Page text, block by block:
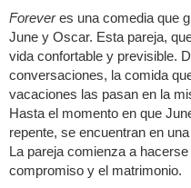
Foreveres una comedia que
June y Oscar. Esta pareja,
vida confortable y previsible.
conversaciones, la comida
vacaciones las pasan en la
Hasta el momento en que
repente, se encuentran en
La pareja comienza a
compromiso y el matrimonio.